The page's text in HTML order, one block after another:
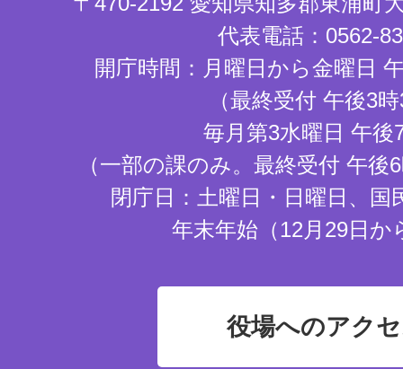
代表電話：0562-
開庁時間：月曜日から金曜日
（最終受付 午後3
毎月第3水曜日 午後
（一部の課のみ。最終受付 午
閉庁日：土曜日・日曜日、国
年末年始（12月29日か
役場へのアク